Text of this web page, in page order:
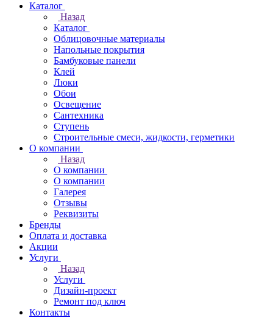
Каталог
Назад
Каталог
Облицовочные материалы
Напольные покрытия
Бамбуковые панели
Клей
Люки
Обои
Освещение
Сантехника
Ступень
Строительные смеси, жидкости, герметики
О компании
Назад
О компании
О компании
Галерея
Отзывы
Реквизиты
Бренды
Оплата и доставка
Акции
Услуги
Назад
Услуги
Дизайн-проект
Ремонт под ключ
Контакты